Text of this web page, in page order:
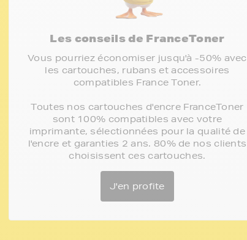
Les conseils de FranceToner
Vous pourriez économiser jusqu'à -50% avec
les cartouches, rubans et accessoires
compatibles France Toner.
Toutes nos cartouches d'encre FranceToner
sont 100% compatibles avec votre
imprimante, sélectionnées pour la qualité de
l'encre et garanties 2 ans. 80% de nos clients
choisissent ces cartouches.
J'en profite